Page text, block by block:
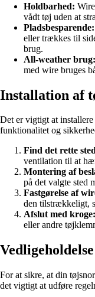
Holdbarhed:
vådt tøj uden at
Pladsbesparende:
eller trækkes til
brug.
All-weather brug:
med wire bruges
Installation af
Det er vigtigt at
funktionalitet og
Find det rette
ventilation til at
Montering af
på det valgte sted
Fastgørelse af
den tilstrækkeligt,
Afslut med kroge:
eller andre
For at sikre, at din
det vigtigt at udføre